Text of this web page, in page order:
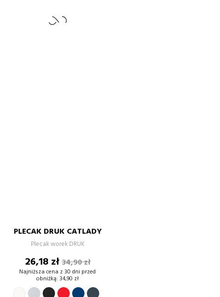
PLECAK DRUK CATLADY
Plecak worek DRUK
Cena
26,18 złCena
podstawowa
34,90 zł
Najniższa cena z 30 dni przed
obniżką: 34,90 zł
BIAŁYSZARYCZARNYCZERWONYGRANATOWY
GRAFITOWY